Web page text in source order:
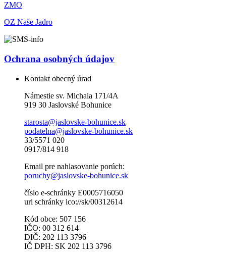
ZMO
OZ Naše Jadro
Ochrana osobných údajov
Kontakt obecný úrad
Námestie sv. Michala 171/4A
919 30 Jaslovské Bohunice
starosta@jaslovske-bohunice.sk
podatelna@jaslovske-bohunice.sk
33/5571 020
0917/814 918
Email pre nahlasovanie porúch:
poruchy@jaslovske-bohunice.sk
číslo e-schránky E0005716050
uri schránky ico://sk/00312614
Kód obce: 507 156
IČO: 00 312 614
DIČ: 202 113 3796
IČ DPH: SK 202 113 3796